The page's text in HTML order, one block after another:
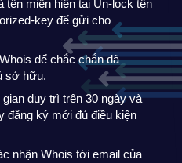
tên miền hiện tại Un-lock tên
key để gửi cho
để chắc chắn đã
sở hữu.
duy trì trên 30 ngày và
đăng ký mới đủ điều kiện
nhận Whois tới email của